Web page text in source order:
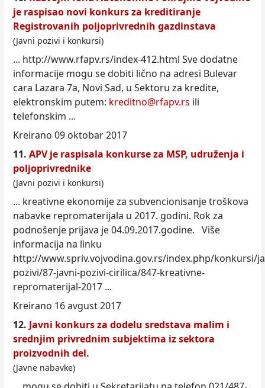
je raspisao novi konkurs za kreditiranje
Registrovanih poljoprivrednih gazdinstava
(Javni pozivi i konkursi)
... http://www.rfapv.rs/index-412.html Sve dodatne
informacije mogu se dobiti lično na adresi Bulevar
cara Lazara 7a, Novi Sad, u Sektoru za kredite,
elektronskim putem: kreditno@rfapv.rs ili
telefonskim ...
Kreirano 09 oktobar 2017
11. APV je raspisala konkurse za MSP, udruženja i
poljoprivrednike
(Javni pozivi i konkursi)
... kreativne ekonomije za subvencionisanje troškova
nabavke repromaterijala u 2017. godini. Rok za
podnošenje prijava je 04.09.2017.godine. Više
informacija na linku
http://www.spriv.vojvodina.gov.rs/index.php/konkursi/
pozivi/87-javni-pozivi-cirilica/847-kreativne-
repromaterijal-2017 ...
Kreirano 16 avgust 2017
12. Javni konkurs za dodelu sredstava malim i
srednjim privrednim subjektima iz sektora
proizvodnih del.
(Javne nabavke)